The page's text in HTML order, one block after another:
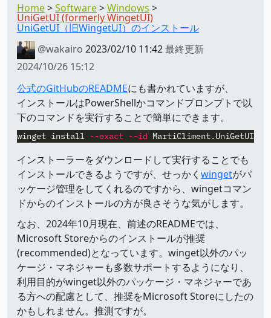
Home Software Windows
UniGetUI (formerly WingetUI)
UniGetUI（旧WingetUI）のインストール
@wakairo 2023/02/10 11:42最終更新
2024/10/26 15:12
公式のGitHubのREADMEにも書かれていますが、
インストールはPowerShellかコマンドプロンプトで以
下のコマンドを実行することで簡単にできます。
winget install --exact --id MartiCliment.UniGetUI
インストーラーをダウンロードして実行することでも
インストールできるようですが、せっかく wingetがパ
ッケージ管理をしてくれるのですから、wingetコマン
ドからのインストールの方が良さそうな気がします。
なお、2024年10月現在、前述のREADMEでは、
Microsoft Storeからのインストールが推奨
(recommended)となっています。winget以外のパッ
ケージ・マネジャーも多数サポートするようになり、
利用目的がwinget以外のパッケージ・マネジャーであ
る方への配慮として、推奨をMicrosoft Storeにしたの
かもしれません。推測ですが。